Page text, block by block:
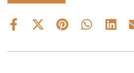
Share
Share
(Twitter)
Share Share Share